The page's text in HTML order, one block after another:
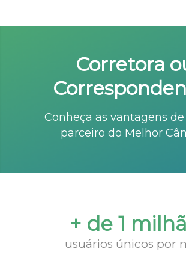
Corretora
Conheça as vantagens
parceiro do Melhor
+ de 1
usuários únicos por